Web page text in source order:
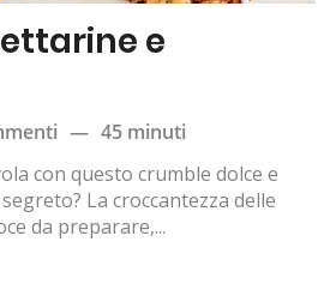
e
— 45 minuti
con questo crumble dolce e
La croccantezza delle
da preparare,...